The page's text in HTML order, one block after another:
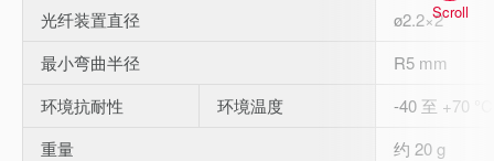
光纤装置直径
ø2.2×2
最小弯曲半径
R5 mm
环境抗耐性
环境温度
-40 至 +70 °C
重量
约 20 g
Scroll